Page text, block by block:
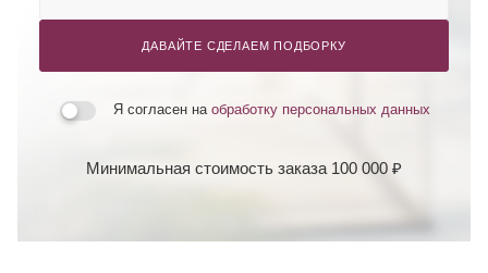
ДАВАЙТЕ СДЕЛАЕМ ПОДБОРКУ
Я согласен на обработку персональных данных
Минимальная стоимость заказа 100 000 ₽